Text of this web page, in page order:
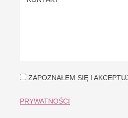
ZAPOZNAŁEM SIĘ I
PRYWATNOŚCI